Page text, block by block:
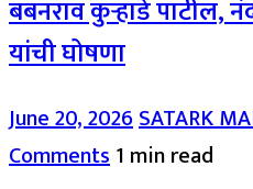
बबनराव कुऱ्हाडे पाटील,
यांची घोषणा
June 20, 2026SATARK
Comments1 min read